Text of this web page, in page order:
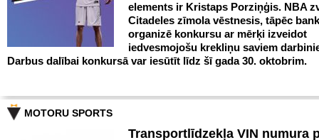
elements ir Kristaps Porziņģis. NBA
Citadeles zīmola vēstnesis, tāpēc
organizē konkursu ar mērķi izveidot
iedvesmojošu krekliņu saviem
Darbus dalībai konkursā var iesūtīt līdz šī gada 30. oktobrim.
MOTORU SPORTS
Transportlīdzekļa VIN numura